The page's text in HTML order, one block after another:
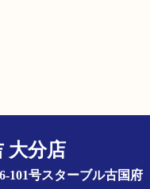
大分店
101号スターブル古国府